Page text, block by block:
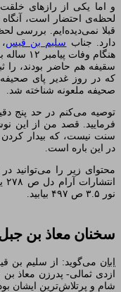
و اما یکی از رازهای
لحظه‌ی احتضار است، آنگاه
قبلا نمی‌دیده‌ایم. بررسی
دارد. جناب سلیم بن قیس
هنگام
سقیفه هم حاضر بودند، را
که در روز غدیر پای
صحیفه ملعونه شناخته شد.
توصیه می‌کنم در حد پنج
فرمایید. قصد من از این
سنت نیست، که بیدار کردن
در این باره است.
محتوای زیر را می‌توانید
نور ۳.۵ ص ۴۹۷ بیابید.
سخنان معاذ بن
ابان می‌گوید: از سلیم بن
ازدى ثمالى- پدرزن معاذ
شام و پرتلاش‌‏ترین ایشان